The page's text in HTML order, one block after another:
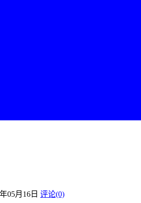
05月16日 评论(0)